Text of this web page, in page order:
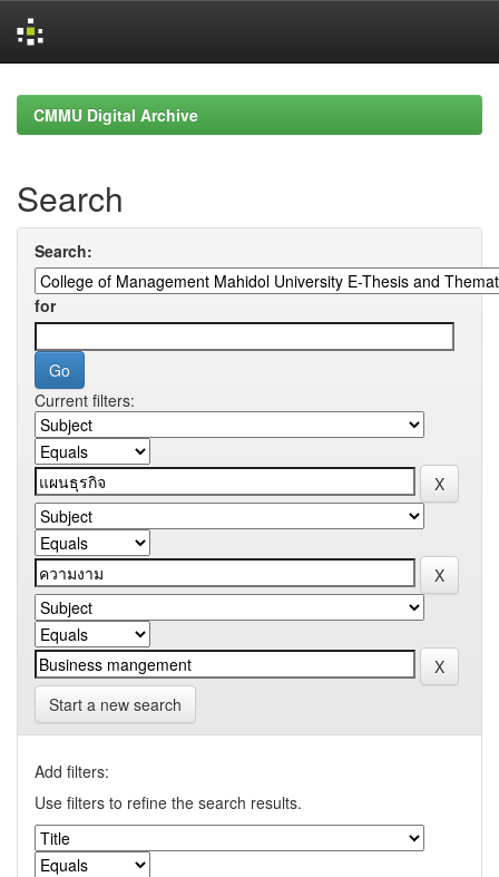
navigationCMMU Digital Archive
Search
Search:
for
Current filters:
Start a new search
Add filters:
Use filters to refine the search results.